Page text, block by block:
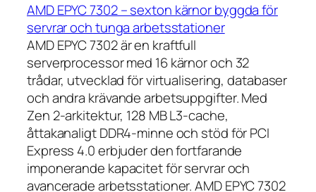
AMD EPYC 7302 – sexton kärnor byggda för
servrar och tunga arbetsstationer
AMD EPYC 7302 är en kraftfull
serverprocessor med 16 kärnor och 32
trådar, utvecklad för virtualisering, databaser
och andra krävande arbetsuppgifter. Med
Zen 2-arkitektur, 128 MB L3-cache,
åttakanaligt DDR4-minne och stöd för PCI
Express 4.0 erbjuder den fortfarande
imponerande kapacitet för servrar och
avancerade arbetsstationer. AMD EPYC 7302